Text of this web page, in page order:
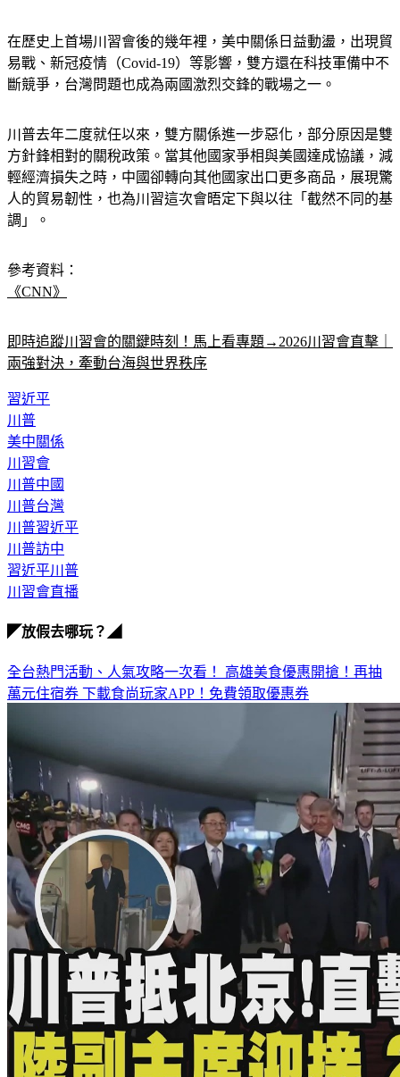
在歷史上首場川習會後的幾年裡，美中關係日益動盪，出現貿
易戰、新冠疫情（Covid-19）等影響，雙方還在科技軍備中不
斷競爭，台灣問題也成為兩國激烈交鋒的戰場之一。
川普去年二度就任以來，雙方關係進一步惡化，部分原因是雙
方針鋒相對的關稅政策。當其他國家爭相與美國達成協議，減
輕經濟損失之時，中國卻轉向其他國家出口更多商品，展現驚
人的貿易韌性，也為川習這次會晤定下與以往「截然不同的基
調」。
參考資料：
《CNN》
即時追蹤川習會的關鍵時刻！馬上看專題→2026川習會直擊｜
兩強對決，牽動台海與世界秩序
習近平
川普
美中關係
川習會
川普中國
川普台灣
川普習近平
川普訪中
習近平川普
川習會直播
◤放假去哪玩？◢
全台熱門活動、人氣攻略一次看！ 高雄美食優惠開搶！再抽
萬元住宿券 下載食尚玩家APP！免費領取優惠券